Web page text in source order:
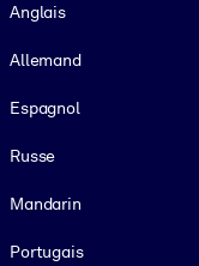
Anglais
Allemand
Espagnol
Russe
Mandarin
Portugais